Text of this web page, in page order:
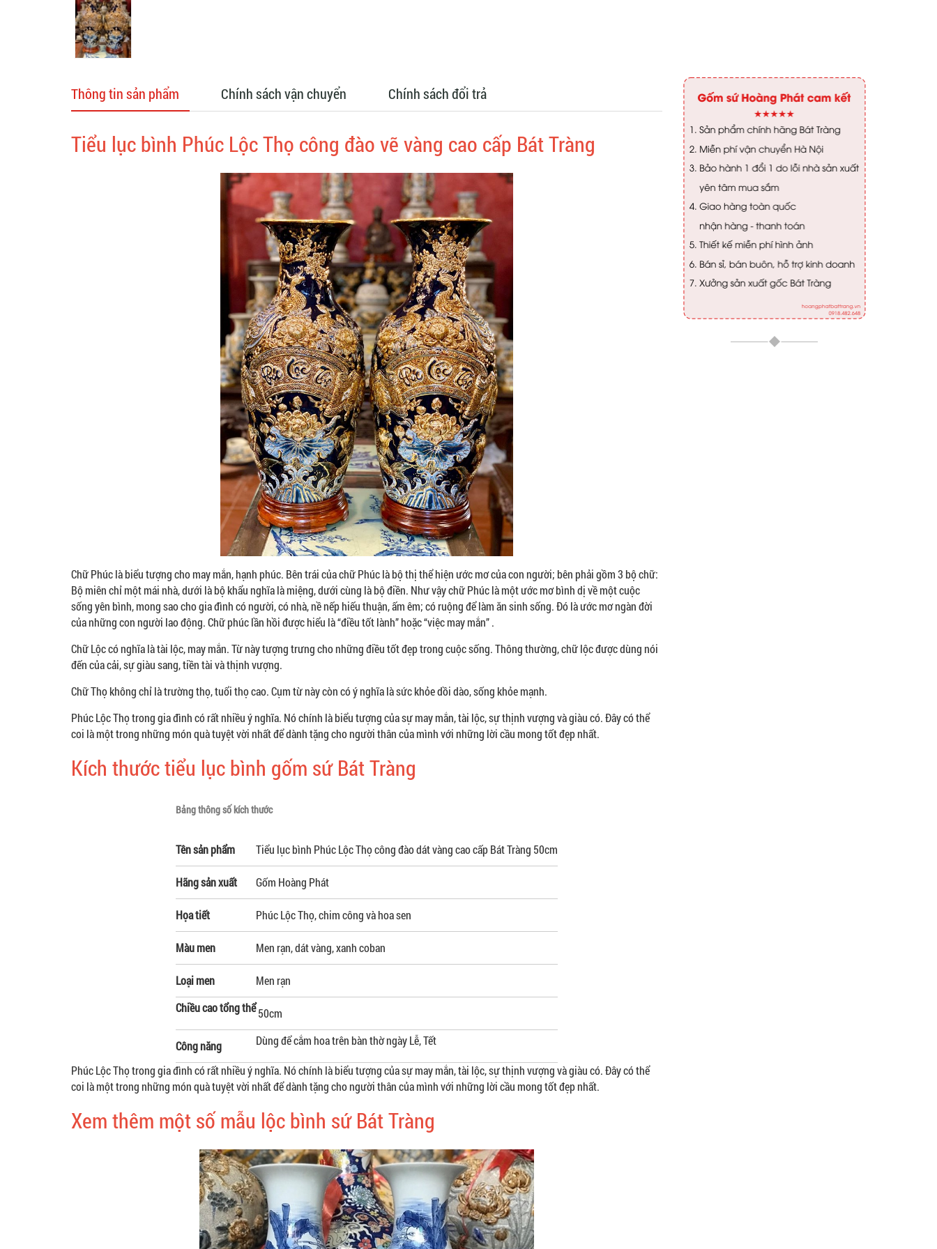
Thông tin sản phẩm Chính sách vận chuyển Chính sách đổi trả
Tiểu lục bình Phúc Lộc Thọ công đào vẽ vàng cao cấp Bát Tràng
Chữ Phúc là biểu tượng cho may mắn, hạnh phúc. Bên trái của chữ Phúc là bộ thị thể hiện ước mơ của con người; bên phải gồm 3 bộ chữ:
Bộ miên chỉ một mái nhà, dưới là bộ khẩu nghĩa là miệng, dưới cùng là bộ điền. Như vậy chữ Phúc là một ước mơ bình dị về một cuộc
sống yên bình, mong sao cho gia đình có người, có nhà, nề nếp hiếu thuận, ấm êm; có ruộng để làm ăn sinh sống. Đó là ước mơ ngàn đời
của những con người lao động. Chữ phúc lần hồi được hiểu là “điều tốt lành” hoặc “việc may mắn” .
Chữ Lộc có nghĩa là tài lộc, may mắn. Từ này tượng trưng cho những điều tốt đẹp trong cuộc sống. Thông thường, chữ lộc được dùng nói
đến của cải, sự giàu sang, tiền tài và thịnh vượng.
Chữ Thọ không chỉ là trường thọ, tuổi thọ cao. Cụm từ này còn có ý nghĩa là sức khỏe dồi dào, sống khỏe mạnh.
Phúc Lộc Thọ trong gia đình có rất nhiều ý nghĩa. Nó chính là biểu tượng của sự may mắn, tài lộc, sự thịnh vượng và giàu có. Đây có thể
coi là một trong những món quà tuyệt vời nhất để dành tặng cho người thân của mình với những lời cầu mong tốt đẹp nhất.
Kích thước tiểu lục bình gốm sứ Bát Tràng
Bảng thông số kích thước
Tên sản phẩm Tiểu lục bình Phúc Lộc Thọ công đào dát vàng cao cấp Bát Tràng 50cm
Hãng sản xuất Gốm Hoàng Phát
Họa tiết Phúc Lộc Thọ, chim công và hoa sen
Màu men Men rạn, dát vàng, xanh coban
Loại men
Men rạn
Chiều cao tổng thể50cm
Công năng Dùng để cắm hoa trên bàn thờ ngày Lễ, Tết
Phúc Lộc Thọ trong gia đình có rất nhiều ý nghĩa. Nó chính là biểu tượng của sự may mắn, tài lộc, sự thịnh vượng và giàu có. Đây có thể
coi là một trong những món quà tuyệt vời nhất để dành tặng cho người thân của mình với những lời cầu mong tốt đẹp nhất.
Xem thêm một số mẫu lộc bình sứ Bát Tràng